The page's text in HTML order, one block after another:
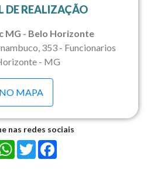
DE REALIZAÇÃO
MG - Belo Horizonte
353 - Funcionarios
- MG
MAPA
nas redes sociais
WhatsApp
Twitter